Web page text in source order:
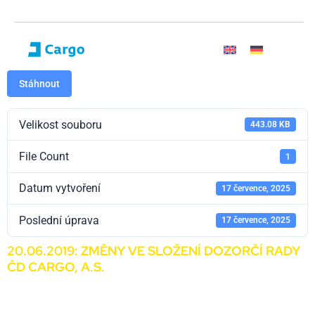
Stáhnout
Velikost souboru 443.08 KB
File Count 1
Datum vytvoření 17 července, 2025
Poslední úprava 17 července, 2025
20.06.2019: ZMĚNY VE SLOŽENÍ DOZORČÍ RADY
ČD CARGO, A.S.